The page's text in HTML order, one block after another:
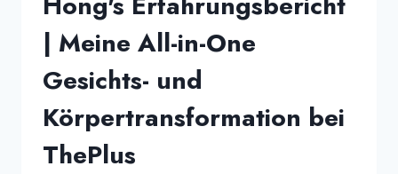
| Meine All-in-One
Gesichts- und
Körpertransformation bei
ThePlus